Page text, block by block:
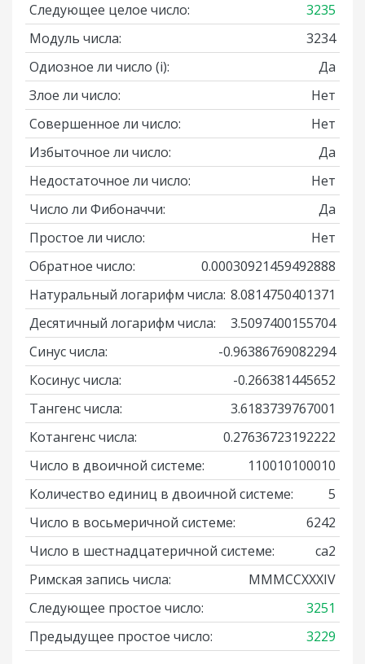
Следующее целое число:
3235
Модуль числа:
3234
Одиозное ли число (i):
Да
Злое ли число:
Нет
Совершенное ли число:
Нет
Избыточное ли число:
Да
Недостаточное ли число:
Нет
Число ли Фибоначчи:
Да
Простое ли число:
Нет
Обратное число:
0.00030921459492888
Натуральный логарифм числа: 8.0814750401371
Десятичный логарифм числа:
3.5097400155704
Синус числа:
-0.96386769082294
Косинус числа:
-0.266381445652
Тангенс числа:
3.6183739767001
Котангенс числа:
0.27636723192222
Число в двоичной системе:
110010100010
Количество единиц в двоичной системе:
5
Число в восьмеричной системе:
6242
Число в шестнадцатеричной системе:
ca2
Римская запись числа:
MMMCCXXXIV
Следующее простое число:
3251
Предыдущее простое число:
3229